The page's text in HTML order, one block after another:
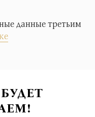
данные третьим